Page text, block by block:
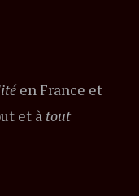
en France et
et à tout